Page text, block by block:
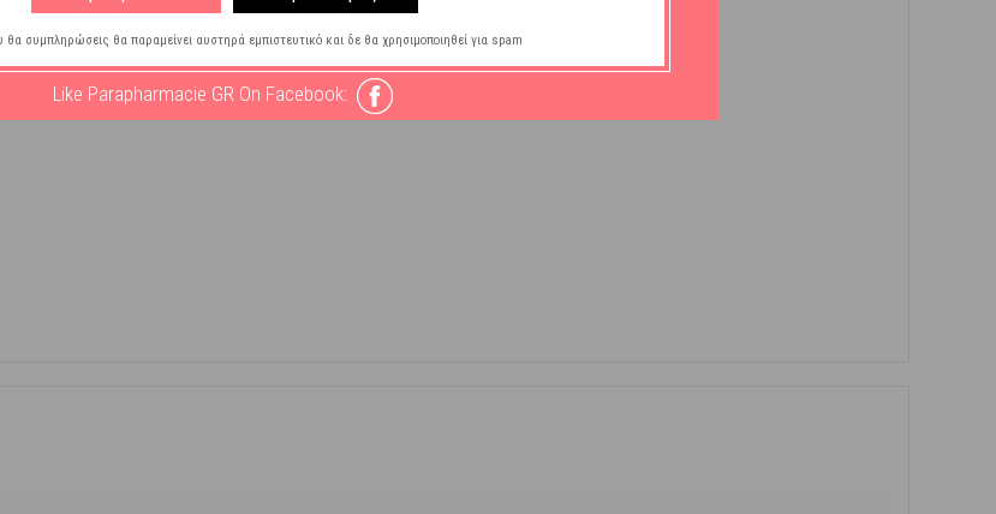
συμπληρώσεις θα παραμείνει αυστηρά εμπιστευτικό και δε θα χρησιμοποιηθεί για spam
Like Parapharmacie GR On Facebook: